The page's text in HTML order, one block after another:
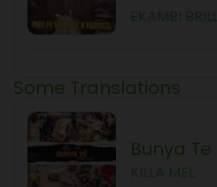
Some Translations
Bunya Te